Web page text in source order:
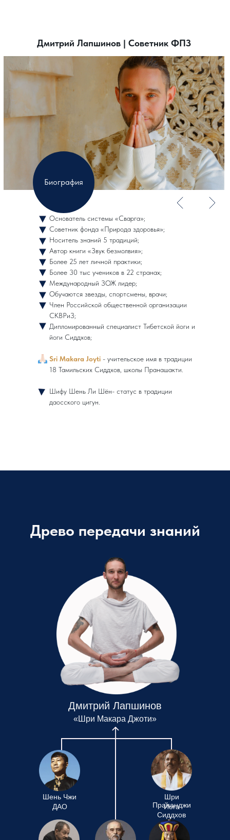
Дмитрий Лапшинов | Советник ФПЗ
Основатель системы «Сварга»;
Советник фонда «Природа здоровья»;
Носитель знаний 5 традиций;
Автор книги «Звук безмолвия»;
Более 25 лет личной практики;
Более 30 тыс учеников в 22 странах;
Международный ЗОЖ лидер;
Обучаются звезды, спортсмены, врачи;
Член Российской общественной организации
СКВРиЗ;
Дипломированный специалист Тибетской йоги и
йоги Сиддхов;
Sri Makara Joyti - учительское имя в традиции
18 Тамильских Сиддхов, школы Пранашакти.
Шифу Шень Ли Шëн- статус в традиции
даосского цигун.
Биография
Древо передачи знаний
Дмитрий Лапшинов
«Шри Макара Джоти»
Шень Чжи
ДАО
Шри
Прананджи
Йога
Сиддхов